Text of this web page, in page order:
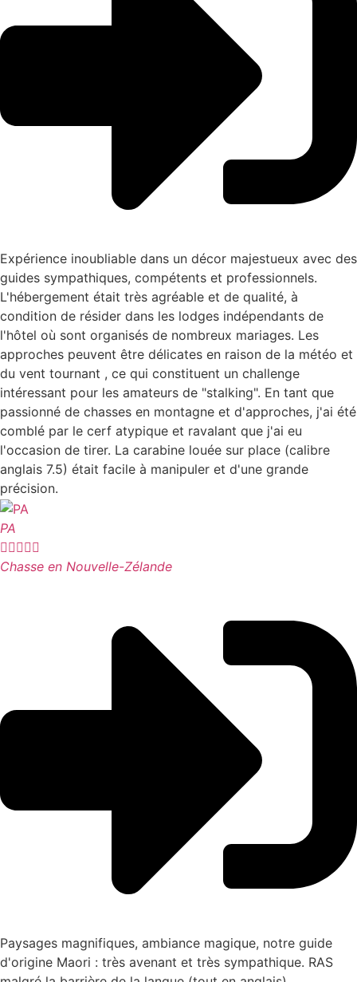
Expérience inoubliable dans un décor majestueux avec des
guides sympathiques, compétents et professionnels.
L'hébergement était très agréable et de qualité, à
condition de résider dans les lodges indépendants de
l'hôtel où sont organisés de nombreux mariages. Les
approches peuvent être délicates en raison de la météo et
du vent tournant , ce qui constituent un challenge
intéressant pour les amateurs de "stalking". En tant que
passionné de chasses en montagne et d'approches, j'ai été
comblé par le cerf atypique et ravalant que j'ai eu
l'occasion de tirer. La carabine louée sur place (calibre
anglais 7.5) était facile à manipuler et d'une grande
précision.
PA

Chasse en Nouvelle-Zélande
Paysages magnifiques, ambiance magique, notre guide
d'origine Maori : très avenant et très sympathique. RAS